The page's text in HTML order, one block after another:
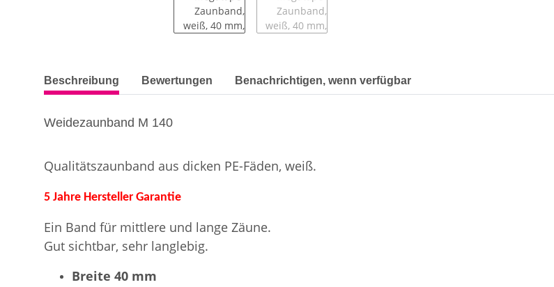
weitere Registerkarten anzeigen
Beschreibung Bewertungen Benachrichtigen, wenn verfügbar
Weidezaunband M 140
Qualitätszaunband aus dicken PE-Fäden, weiß.
5 Jahre Hersteller Garantie
Ein Band für mittlere und lange Zäune.
Gut sichtbar, sehr langlebig.
Breite 40 mm